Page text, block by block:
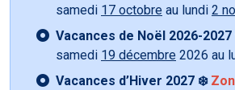
samedi 17 octobre au lundi 2
Vacances de Noël 2026-2027
samedi 19 décembre 2026 au
Vacances d’Hiver 2027 ❄️